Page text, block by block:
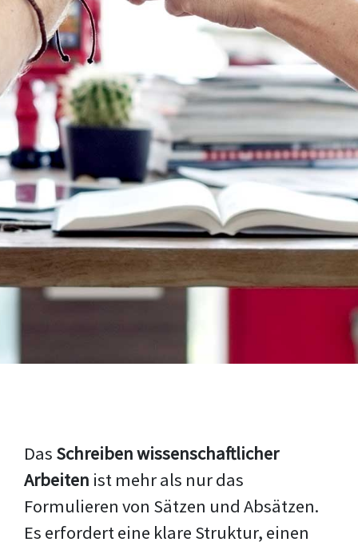
Das Schreiben wissenschaftlicher
Arbeiten ist mehr als nur das
Formulieren von Sätzen und Absätzen.
Es erfordert eine klare Struktur, einen